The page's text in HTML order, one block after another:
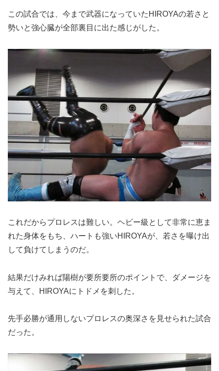
この試合では、今まで武器になっていたHIROYAの若さと
勢いと強心臓が全部裏目に出た感じがした。
これだからプロレスは難しい。ヘビー級として非常に恵ま
れた身体をもち、ハートも強いHIROYAが、若さを曝け出
して負けてしまうのだ。
結果だけみれば陽樹が要所要所のポイントで、ダメージを
与えて、HIROYAにトドメを刺した。
先手必勝が通用しないプロレスの奥深さを見せられた試合
だった。